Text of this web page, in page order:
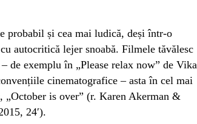
probabil și cea mai ludică, deși într-o
autocritică lejer snoabă. Filmele tăvălesc
de exemplu în „Please relax now” de Vika
cinematografice – asta în cel mai
„October is over” (r. Karen Akerman &
24′).